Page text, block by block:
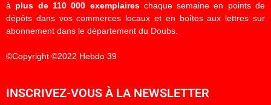
à plus de 110 000 exemplaireschaque semaine en points de
dépôts dans vos commerces locaux et en boîtes aux lettres sur
abonnement dans le département du Doubs.
©Copyright ©2022 Hebdo 39
INSCRIVEZ-VOUS À LA NEWSLETTER